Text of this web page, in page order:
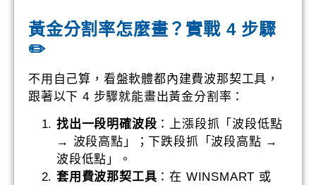
黃金分割率怎麼畫？實戰 4 步驟
✏️
不用自己算，看盤軟體都內建費波那契工具，
跟著以下 4 步驟就能畫出黃金分割率：
找出一段明確波段 ：上漲段抓「波段低點
→ 波段高點」；下跌段抓「波段高點 →
波段低點」。
套用費波那契工具 ：在 WINSMART 或